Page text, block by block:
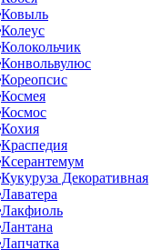
Ковыль
Колеус
Колокольчик
Конвольвулюс
Кореопсис
Космея
Космос
Кохия
Краспедия
Ксерантемум
Кукуруза Декоративная
Лаватера
Лакфиоль
Лантана
Лапчатка